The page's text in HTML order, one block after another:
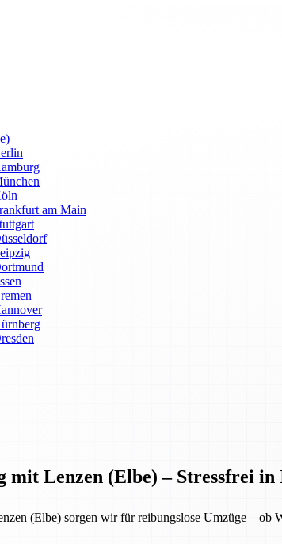
am Main
mit Lenzen (Elbe) – Stressfrei in
(Elbe) sorgen wir für reibungslose Umzüge – ob